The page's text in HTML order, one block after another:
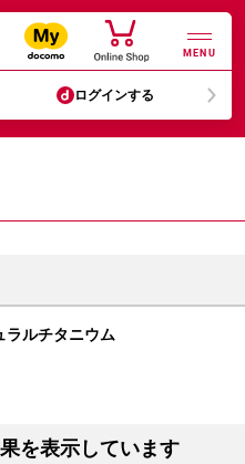
MENU
ログインする
ルチタニウム
を表示しています